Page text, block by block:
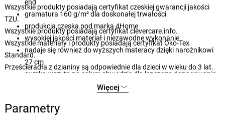
end
gramatura 160 g/m² dla doskonałej trwałości
produkcja czeska pod marką 4Home
wysokiej jakości materiał i niezawodne wykonanie
nadaje się również do wyższych materacy dzięki narożnikowi
27 cm
gumka wszyta na całym obwodzie dla lepszego dopasowania
łatwa konserwacja poprzez pranie w temperaturze 60°C
programie
Wszystkie produkty posiadają certyfikat czeskiej gwarancji jakości
TZU.
Wszystkie produkty posiadają certyfikat clevercare.info.
Wszystkie materiały i produkty posiadają certyfikat Öko-Tex
Standard.
Prześcieradła z dzianiny są odpowiednie dla dzieci w wieku do 3 lat.
Więcej
Parametry